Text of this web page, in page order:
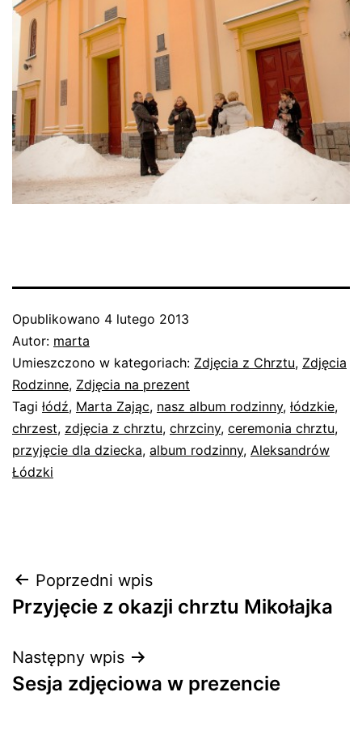
Opublikowano 4 lutego 2013
Autor: marta
Umieszczono w kategoriach: Zdjęcia z Chrztu, Zdjęcia
Rodzinne, Zdjęcia na prezent
Tagi łódź, Marta Zając, nasz album rodzinny, łódzkie,
chrzest, zdjęcia z chrztu, chrzciny, ceremonia chrztu,
przyjęcie dla dziecka, album rodzinny, Aleksandrów
Łódzki
Nawigacja
wpisu
Poprzedni wpis
Przyjęcie z okazji chrztu Mikołajka
Następny wpis
Sesja zdjęciowa w prezencie